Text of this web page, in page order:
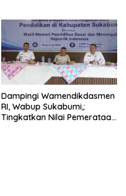
Dampingi Wamendikdasmen
RI, Wabup Sukabumi,:
Tingkatkan Nilai Pemerataan